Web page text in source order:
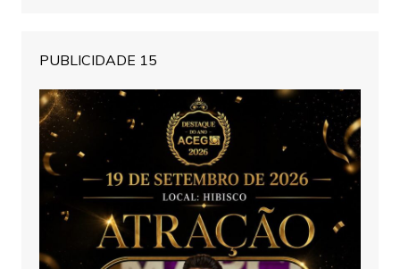
PUBLICIDADE 15